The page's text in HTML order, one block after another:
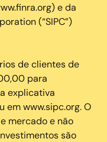
e da
(“SIPC”)
de clientes de
para
explicativa
em www.sipc.org. O
mercado e não
são